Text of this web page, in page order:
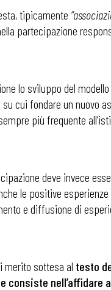
tipicamente
partecipazione
lo sviluppo del
cui fondare un nuovo
più frequente
deve invece
le positive
e diffusione di
merito sottesa al testo
consiste